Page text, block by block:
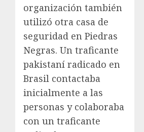
organización también
utilizó otra casa de
seguridad en Piedras
Negras. Un traficante
pakistaní radicado en
Brasil contactaba
inicialmente a las
personas y colaboraba
con un traficante